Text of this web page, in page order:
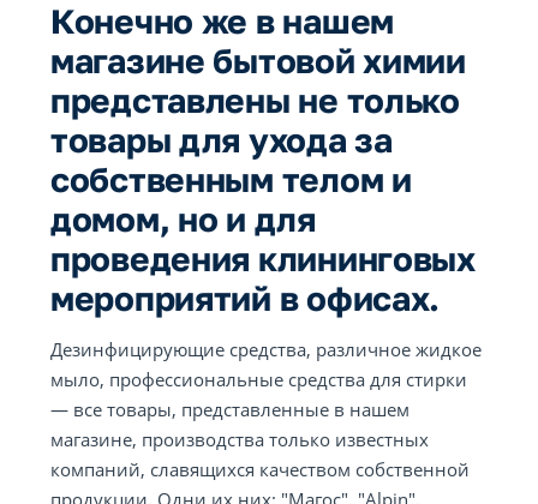
Конечно же в нашем
магазине бытовой химии
представлены не только
товары для ухода за
собственным телом и
домом, но и для
проведения клининговых
мероприятий в офисах.
Дезинфицирующие средства, различное жидкое
мыло, профессиональные средства для стирки
— все товары, представленные в нашем
магазине, производства только известных
компаний, славящихся качеством собственной
продукции. Одни их них: "Магос", "Alpin",